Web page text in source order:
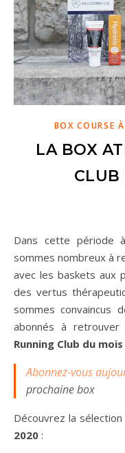
BOX COURSE
LA BOX
CLUB
Dans cette période à la fois, inédite et terrible nous
sommes nombreux à
avec les baskets aux
des vertus
sommes convaincus
abonnés à
Running Club du
Abonnez-vous
prochaine box
Découvrez la sélection
2020 :